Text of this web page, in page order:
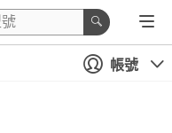
帳號